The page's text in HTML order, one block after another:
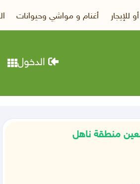
للإيجار أغنام و مواشي وحيوانات
الدخول
منطقة ناهل